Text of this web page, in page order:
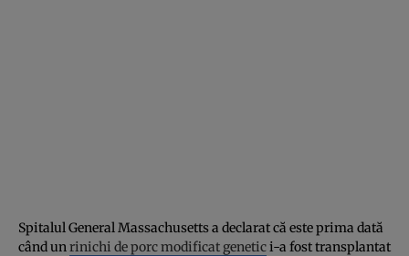
Spitalul General Massachusetts a declarat că este prima dată
când unrinichi de porc modificat genetici-a fost transplantat